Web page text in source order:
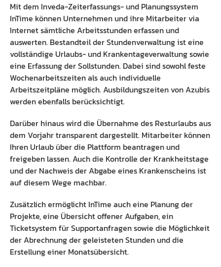
Mit dem Inveda-Zeiterfassungs- und Planungssystem
InTime können Unternehmen und ihre Mitarbeiter via
Internet sämtliche Arbeitsstunden erfassen und
auswerten. Bestandteil der Stundenverwaltung ist eine
vollständige Urlaubs- und Krankentageverwaltung sowie
eine Erfassung der Sollstunden. Dabei sind sowohl feste
Wochenarbeitszeiten als auch individuelle
Arbeitszeitpläne möglich. Ausbildungszeiten von Azubis
werden ebenfalls berücksichtigt.
Darüber hinaus wird die Übernahme des Resturlaubs aus
dem Vorjahr transparent dargestellt. Mitarbeiter können
Ihren Urlaub über die Plattform beantragen und
freigeben lassen. Auch die Kontrolle der Krankheitstage
und der Nachweis der Abgabe eines Krankenscheins ist
auf diesem Wege machbar.
Zusätzlich ermöglicht InTime auch eine Planung der
Projekte, eine Übersicht offener Aufgaben, ein
Ticketsystem für Supportanfragen sowie die Möglichkeit
der Abrechnung der geleisteten Stunden und die
Erstellung einer Monatsübersicht.